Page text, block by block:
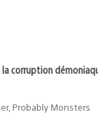
corruption
Probably Monsters